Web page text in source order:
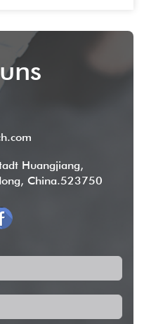
Huangjiang,
China.523750